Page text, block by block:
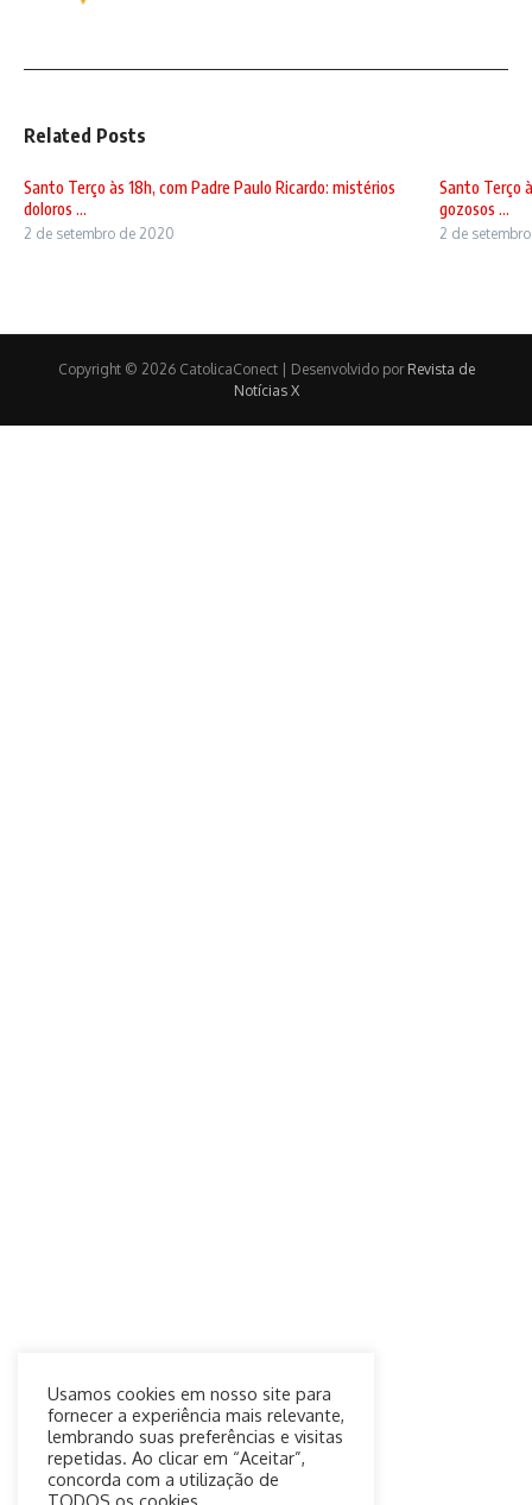
Related Posts
Santo Terço às 18h, com Padre Paulo Ricardo: mistérios
doloros ...
2 de setembro de 2020
Santo Terço
gozosos ...
2 de
Copyright © 2026 CatolicaConect | Desenvolvido por Revista de
Notícias X
Usamos cookies em nosso site para
fornecer a experiência mais relevante,
lembrando suas preferências e visitas
repetidas. Ao clicar em “Aceitar”,
concorda com a utilização de
TODOS os cookies.